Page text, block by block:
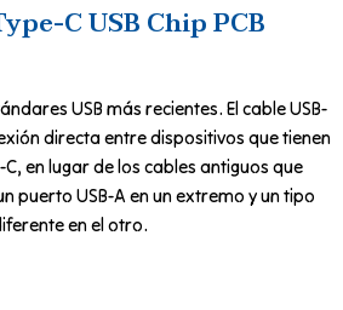
C USB Chip PCB
USB más recientes. El cable USB-
directa entre dispositivos que tienen
en lugar de los cables antiguos que
puerto USB-A en un extremo y un tipo
en el otro.